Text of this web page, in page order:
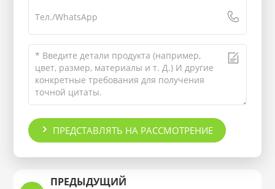
ПРЕДСТАВЛЯТЬ НА РАССМОТРЕНИЕ
ПРЕДЫДУЩИЙ